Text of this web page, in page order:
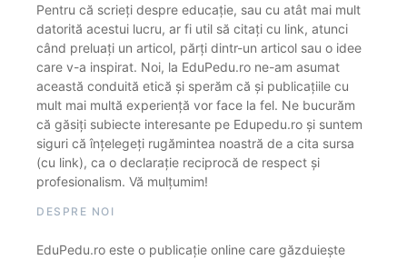
Pentru că scrieți despre educație, sau cu atât mai mult
datorită acestui lucru, ar fi util să citați cu link, atunci
când preluați un articol, părți dintr-un articol sau o idee
care v-a inspirat. Noi, la EduPedu.ro ne-am asumat
această conduită etică și sperăm că și publicațiile cu
mult mai multă experiență vor face la fel. Ne bucurăm
că găsiți subiecte interesante pe Edupedu.ro și suntem
siguri că înțelegeți rugămintea noastră de a cita sursa
(cu link), ca o declarație reciprocă de respect și
profesionalism. Vă mulțumim!
DESPRE NOI
EduPedu.ro este o publicație online care găzduiește